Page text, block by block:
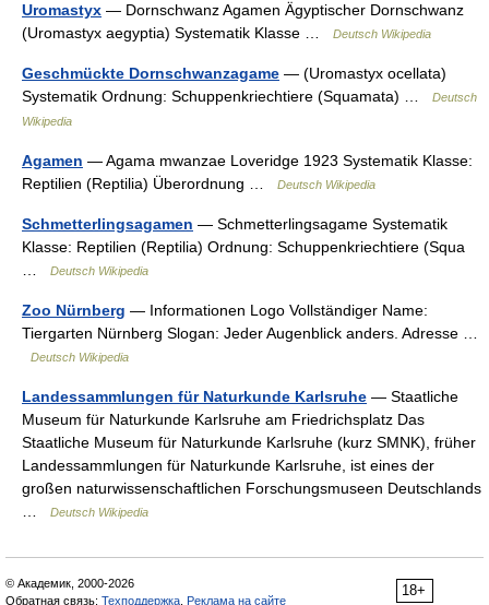
Uromastyx — Dornschwanz Agamen Ägyptischer Dornschwanz
(Uromastyx aegyptia) Systematik Klasse …
Deutsch Wikipedia
Geschmückte Dornschwanzagame — (Uromastyx ocellata)
Systematik Ordnung: Schuppenkriechtiere (Squamata) …
Deutsch
Wikipedia
Agamen — Agama mwanzae Loveridge 1923 Systematik Klasse:
Reptilien (Reptilia) Überordnung …
Deutsch Wikipedia
Schmetterlingsagamen — Schmetterlingsagame Systematik
Klasse: Reptilien (Reptilia) Ordnung: Schuppenkriechtiere (Squa
Deutsch Wikipedia
Zoo Nürnberg — Informationen Logo Vollständiger Name:
Tiergarten Nürnberg Slogan: Jeder Augenblick anders. Adresse …
Deutsch Wikipedia
Landessammlungen für Naturkunde Karlsruhe — Staatliche
Museum für Naturkunde Karlsruhe am Friedrichsplatz Das
Staatliche Museum für Naturkunde Karlsruhe (kurz SMNK), früher
Landessammlungen für Naturkunde Karlsruhe, ist eines der
großen naturwissenschaftlichen Forschungsmuseen Deutschlands
Deutsch Wikipedia
18+
© Академик, 2000-2026
Обратная связь: Техподдержка Реклама на сайте